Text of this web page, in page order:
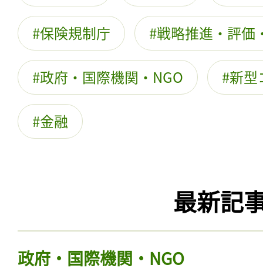
保険規制庁 戦略推進・評価
政府・国際機関・NGO 新型
金融
最新記
政府・国際機関・NGO